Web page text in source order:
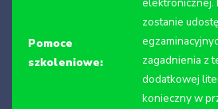
Pomoce
szkoleniowe:
zostanie
zagadnienia z
dodatkowej
konieczny w